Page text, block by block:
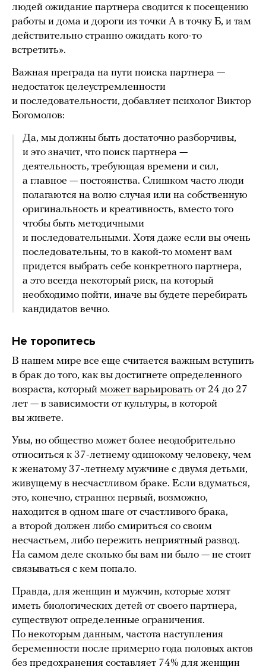
людей ожидание партнера сводится к посещению
работы и дома и дороги из точки А в точку Б, и там
действительно странно ожидать кого-то
встретить».
Важная преграда на пути поиска партнера —
недостаток целеустремленности
и последовательности, добавляет психолог Виктор
Богомолов:
Да, мы должны быть достаточно разборчивы,
и это значит, что поиск партнера —
деятельность, требующая времени и сил,
а главное — постоянства. Слишком часто люди
полагаются на волю случая или на собственную
оригинальность и креативность, вместо того
чтобы быть методичными
и последовательными. Хотя даже если вы очень
последовательны, то в какой-то момент вам
придется выбрать себе конкретного партнера,
а это всегда некоторый риск, на который
необходимо пойти, иначе вы будете перебирать
кандидатов вечно.
Не торопитесь
В нашем мире все еще считается важным вступить
в брак до того, как вы достигнете определенного
возраста, который может варьировать от 24 до 27
лет — в зависимости от культуры, в которой
вы живете.
Увы, но общество может более неодобрительно
относиться к 37-летнему одинокому человеку, чем
к женатому 37-летнему мужчине с двумя детьми,
живущему в несчастливом браке. Если вдуматься,
это, конечно, странно: первый, возможно,
находится в одном шаге от счастливого брака,
а второй должен либо смириться со своим
несчастьем, либо пережить неприятный развод.
На самом деле сколько бы вам ни было — не стоит
связываться с кем попало.
Правда, для женщин и мужчин, которые хотят
иметь биологических детей от своего партнера,
существуют определенные ограничения.
По некоторым данным, частота наступления
беременности после примерно года половых актов
без предохранения составляет 74% для женщин